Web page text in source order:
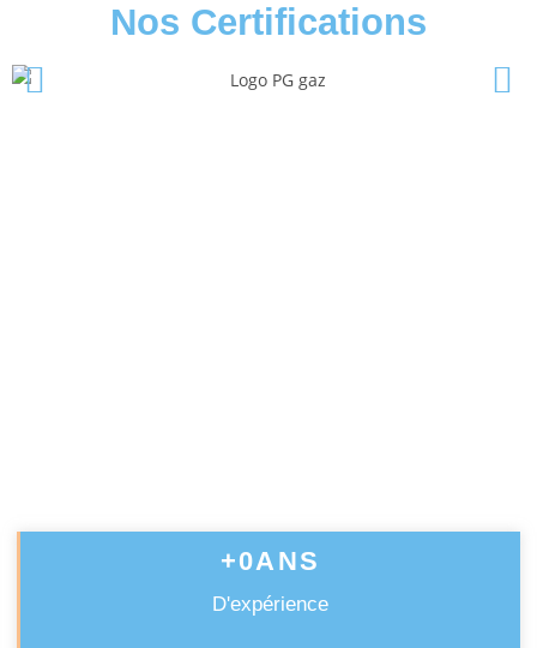
Nos Certifications
D'expérience
+0ANS